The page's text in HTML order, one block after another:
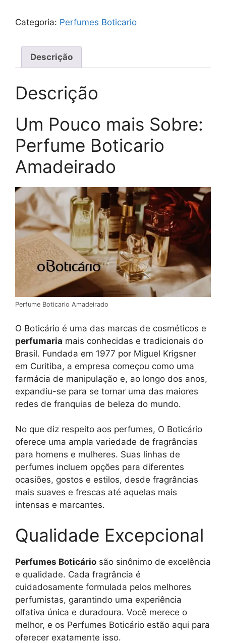
Categoria: Perfumes Boticario
Descrição
Descrição
Um Pouco mais Sobre:
Perfume Boticario
Amadeirado
Perfume Boticario Amadeirado
O Boticário é uma das marcas de cosméticos e
perfumaria mais conhecidas e tradicionais do
Brasil. Fundada em 1977 por Miguel Krigsner
em Curitiba, a empresa começou como uma
farmácia de manipulação e, ao longo dos anos,
expandiu-se para se tornar uma das maiores
redes de franquias de beleza do mundo.
No que diz respeito aos perfumes, O Boticário
oferece uma ampla variedade de fragrâncias
para homens e mulheres. Suas linhas de
perfumes incluem opções para diferentes
ocasiões, gostos e estilos, desde fragrâncias
mais suaves e frescas até aquelas mais
intensas e marcantes.
Qualidade Excepcional
Perfumes Boticário são sinônimo de excelência
e qualidade. Cada fragrância é
cuidadosamente formulada pelos melhores
perfumistas, garantindo uma experiência
olfativa única e duradoura. Você merece o
melhor, e os Perfumes Boticário estão aqui para
oferecer exatamente isso.